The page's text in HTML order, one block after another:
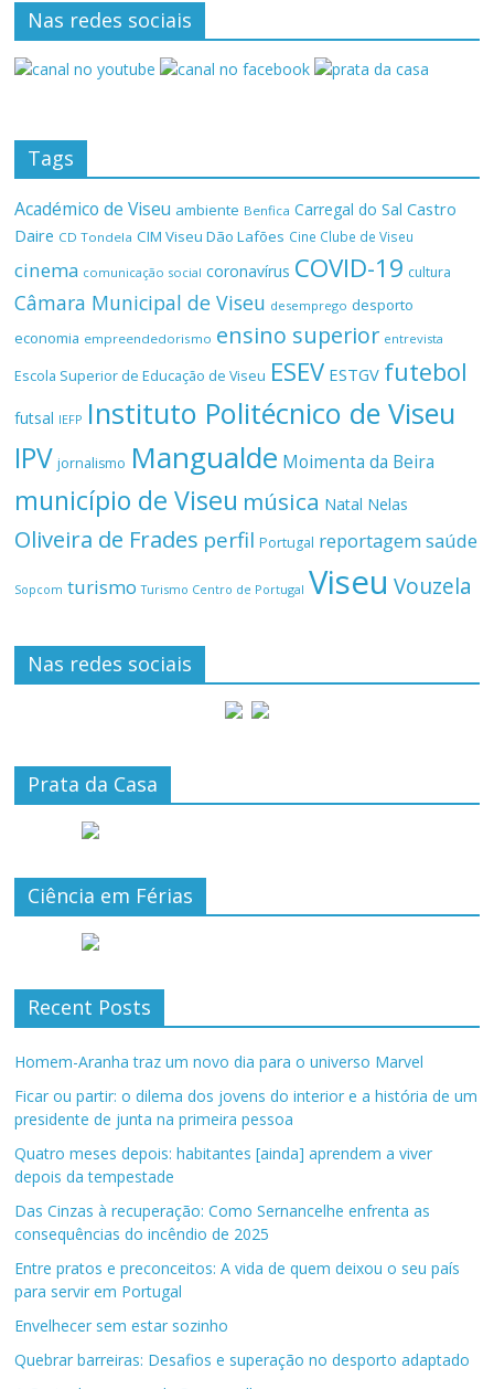
Nas redes sociais
Tags
Académico de Viseu ambiente Benfica Carregal do Sal Castro
Daire CD Tondela CIM Viseu Dão Lafões Cine Clube de Viseu
cinema comunicação social coronavírus COVID-19 cultura
Câmara Municipal de Viseu desemprego desporto
economia empreendedorismo ensino superior entrevista
Escola Superior de Educação de Viseu ESEV ESTGV futebol
futsal IEFP Instituto Politécnico de Viseu
IPV jornalismo Mangualde Moimenta da Beira
município de Viseu música Natal Nelas
Oliveira de Frades perfil Portugal reportagemsaúde
Sopcom turismo Turismo Centro de Portugal Viseu Vouzela
Nas redes sociais
Prata da Casa
Ciência em Férias
Recent Posts
Homem-Aranha traz um novo dia para o universo Marvel
Ficar ou partir: o dilema dos jovens do interior e a história de um
presidente de junta na primeira pessoa
Quatro meses depois: habitantes [ainda] aprendem a viver
depois da tempestade
Das Cinzas à recuperação: Como Sernancelhe enfrenta as
consequências do incêndio de 2025
Entre pratos e preconceitos: A vida de quem deixou o seu país
para servir em Portugal
Envelhecer sem estar sozinho
Quebrar barreiras: Desafios e superação no desporto adaptado